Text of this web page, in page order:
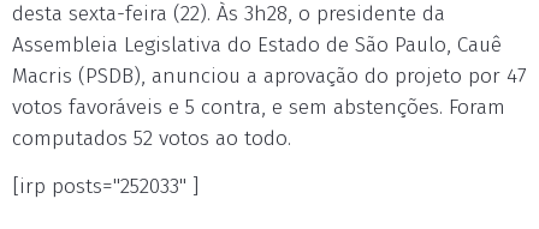
desta sexta-feira (22). Às 3h28, o presidente da
Assembleia Legislativa do Estado de São Paulo, Cauê
Macris (PSDB), anunciou a aprovação do projeto por 47
votos favoráveis e 5 contra, e sem abstenções. Foram
computados 52 votos ao todo.
[irp posts="252033" ]